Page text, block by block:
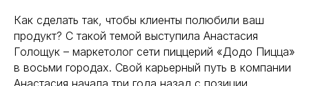
Как сделать так, чтобы клиенты полюбили ваш
продукт? С такой темой выступила Анастасия
Голощук – маркетолог сети пиццерий «Додо Пицца»
в восьми городах. Свой карьерный путь в компании
Анастасия начала три года назад с позиции